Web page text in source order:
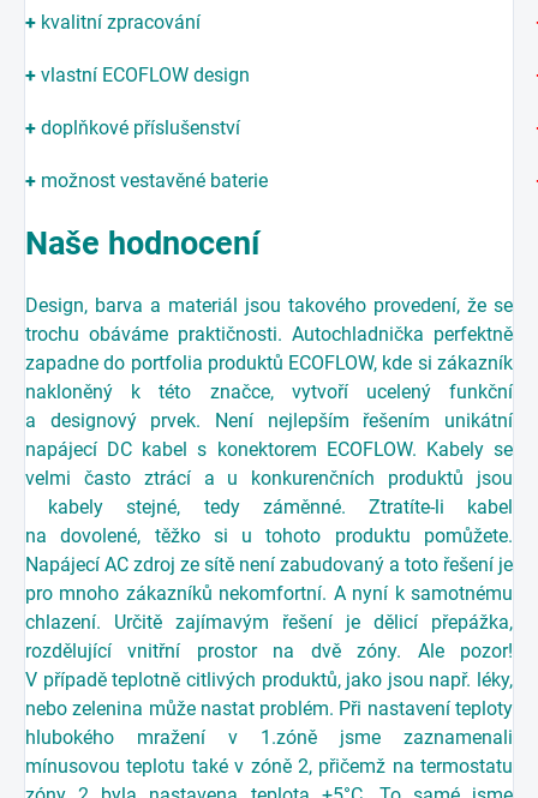
+ kvalitní zpracování
+ vlastní ECOFLOW design
+ doplňkové příslušenství
+ možnost vestavěné baterie
Naše hodnocení
Design, barva a materiál jsou takového provedení, že se
trochu obáváme praktičnosti. Autochladnička perfektně
zapadne do portfolia produktů ECOFLOW, kde si zákazník
nakloněný k této značce, vytvoří ucelený funkční
a designový prvek. Není nejlepším řešením unikátní
napájecí DC kabel s konektorem ECOFLOW. Kabely se
velmi často ztrácí a u konkurenčních produktů jsou
kabely stejné, tedy záměnné. Ztratíte-li kabel
na dovolené, těžko si u tohoto produktu pomůžete.
Napájecí AC zdroj ze sítě není zabudovaný a toto řešení je
pro mnoho zákazníků nekomfortní. A nyní k samotnému
chlazení. Určitě zajímavým řešení je dělicí přepážka,
rozdělující vnitřní prostor na dvě zóny. Ale pozor!
V případě teplotně citlivých produktů, jako jsou např. léky,
nebo zelenina může nastat problém. Při nastavení teploty
hlubokého mražení v 1.zóně jsme zaznamenali
mínusovou teplotu také v zóně 2, přičemž na termostatu